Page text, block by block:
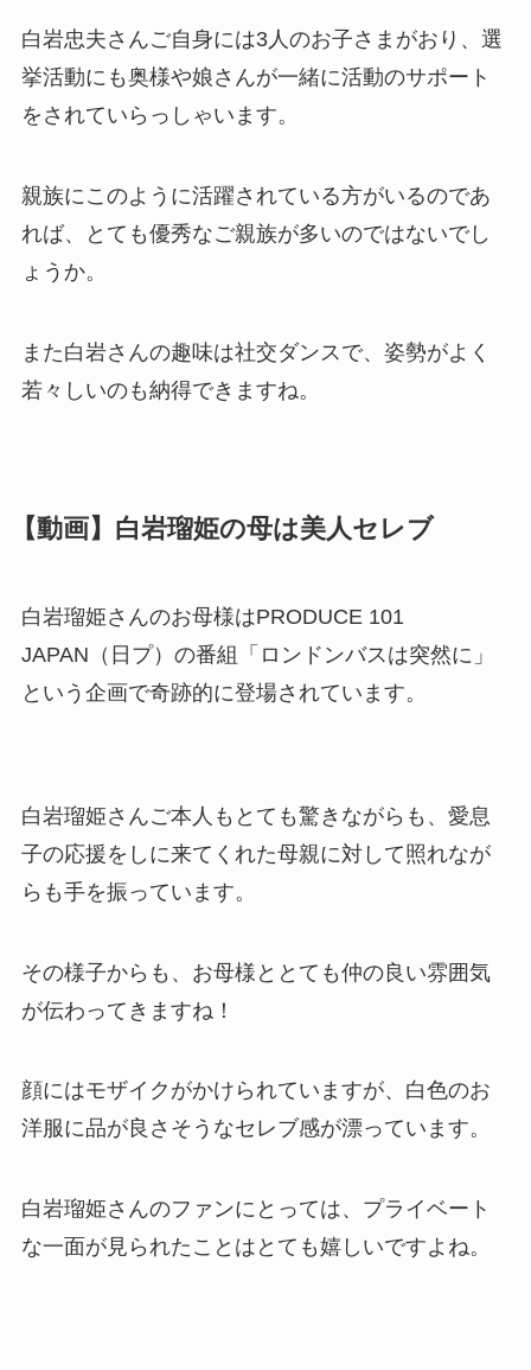
白岩忠夫さんご自身には3人のお子さまがおり、選
挙活動にも奥様や娘さんが一緒に活動のサポート
をされていらっしゃいます。
親族にこのように活躍されている方がいるのであ
れば、とても優秀なご親族が多いのではないでし
ょうか。
また白岩さんの趣味は社交ダンスで、姿勢がよく
若々しいのも納得できますね。
【動画】白岩瑠姫の母は美人セレブ
白岩瑠姫さんのお母様はPRODUCE 101
JAPAN（日プ）の番組「ロンドンバスは突然に」
という企画で奇跡的に登場されています。
白岩瑠姫さんご本人もとても驚きながらも、愛息
子の応援をしに来てくれた母親に対して照れなが
らも手を振っています。
その様子からも、お母様ととても仲の良い雰囲気
が伝わってきますね！
顔にはモザイクがかけられていますが、白色のお
洋服に品が良さそうなセレブ感が漂っています。
白岩瑠姫さんのファンにとっては、プライベート
な一面が見られたことはとても嬉しいですよね。